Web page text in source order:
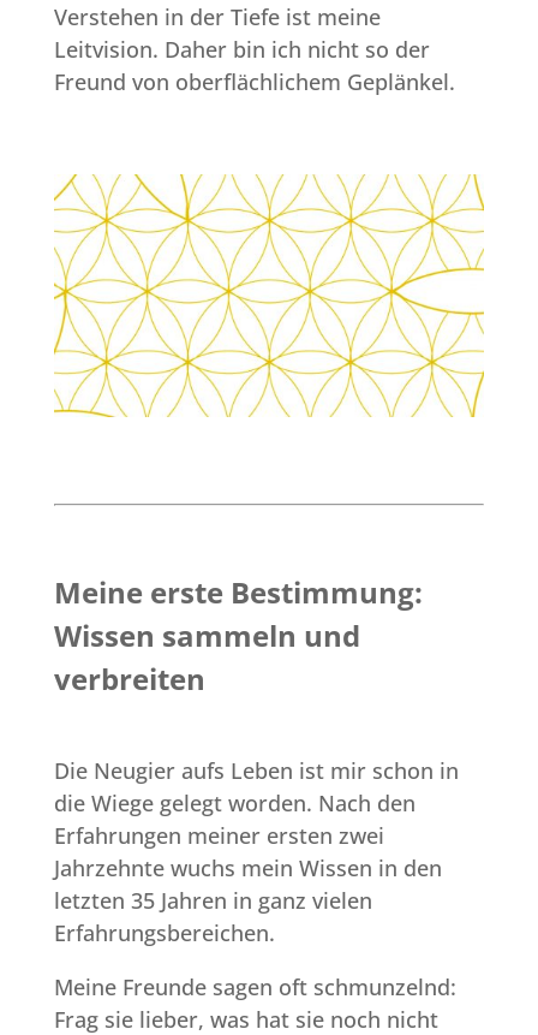
Verstehen in der Tiefe ist meine
Leitvision. Daher bin ich nicht so der
Freund von oberflächlichem Geplänkel.
Meine erste Bestimmung:
Wissen sammeln und
verbreiten
Die Neugier aufs Leben ist mir schon in
die Wiege gelegt worden. Nach den
Erfahrungen meiner ersten zwei
Jahrzehnte wuchs mein Wissen in den
letzten 35 Jahren in ganz vielen
Erfahrungsbereichen.
Meine Freunde sagen oft schmunzelnd:
Frag sie lieber, was hat sie noch nicht